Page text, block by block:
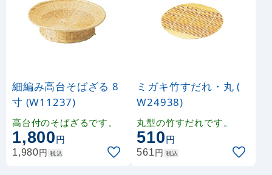
細編み高台そばざる 8
寸 (W11237)
高台付のそばざるです。
1,800円
1,980円 税込
ミガキ竹すだれ・丸 (
W24938)
丸型の竹すだれです。
510円
561円 税込